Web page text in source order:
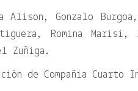
Alison, Gonzalo
Romina Marisi,
Zuñiga.
de Compañia Cuarto